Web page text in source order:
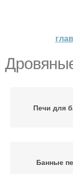
Печи для
Банные